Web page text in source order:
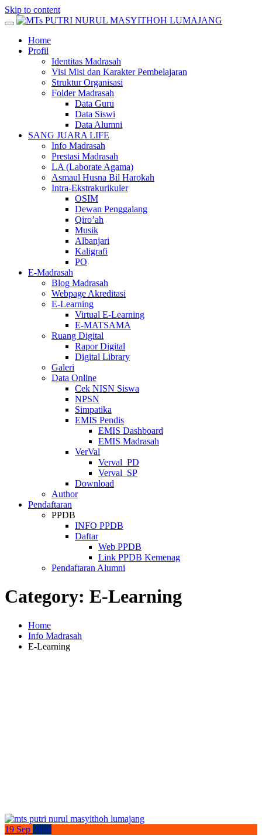
Skip to content
Home
Profil
Identitas Madrasah
Visi Misi dan Karakter Pembelajaran
Struktur Organisasi
Folder Madrasah
Data Guru
Data Siswi
Data Alumni
SANG JUARA LIFE
Info Madrasah
Prestasi Madrasah
LA (Laborate Agama)
Asmaul Husna Bil Harokah
Intra-Ekstrakurikuler
OSIM
Dewan Penggalang
Qiro’ah
Musik
Albanjari
Kaligrafi
PO
E-Madrasah
Blog Madrasah
Webpage Akreditasi
E-Learning
Virtual E-Learning
E-MATSAMA
Ruang Digital
Rapor Digital
Digital Library
Galeri
Data Online
Cek NISN Siswa
NPSN
Simpatika
EMIS Pendis
EMIS Dashboard
EMIS Madrasah
VerVal
Verval_PD
Verval_SP
Download
Author
Pendaftaran
PPDB
INFO PPDB
Daftar
Web PPDB
Link PPDB Kemenag
Pendaftaran Alumni
Category: E-Learning
Home
Info Madrasah
E-Learning
19 Sep 2020